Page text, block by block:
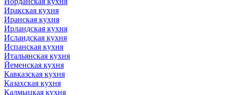
Иракская кухня
Иранская кухня
Ирландская кухня
Исландская кухня
Испанская кухня
Итальянская кухня
Йеменская кухня
Кавказская кухня
Казахская кухня
Калмыцкая кухня